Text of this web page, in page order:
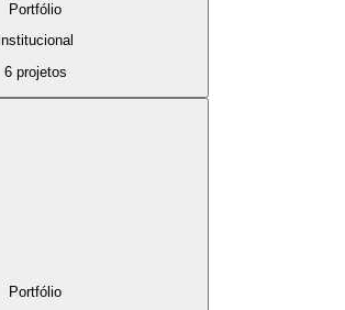
Portfólio
Institucional
6 projetos
Portfólio